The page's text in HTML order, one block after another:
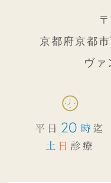
京都府京都
ヴァ